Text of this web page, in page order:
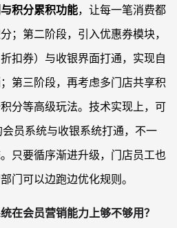
积分累积功能，让每一笔消费都
；第二阶段，引入优惠券模块，
扣券）与收银界面打通，实现自
第三阶段，再考虑多门店共享积
分等高级玩法。技术实现上，可
员系统与收银系统打通，不一
只要循序渐进升级，门店员工也
门可以边跑边优化规则。
在会员营销能力上够不够用？